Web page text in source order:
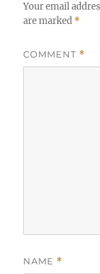
Your email
are marked *
COMMENT *
NAME *